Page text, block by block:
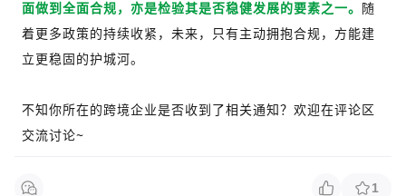
面做到全面合规，亦是检验其是否稳健发展的要素之一。 随
着更多政策的持续收紧，未来，只有主动拥抱合规，方能建
立更稳固的护城河。
不知你所在的跨境企业是否收到了相关通知？欢迎在评论区
交流讨论~
1